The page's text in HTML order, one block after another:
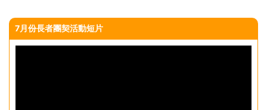
7月份長者團契活動短片